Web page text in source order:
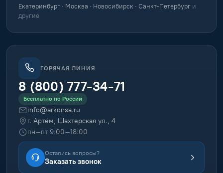
Екатеринбург · Москва · Новосибирск · Санкт-Петербург и
другие
ГОРЯЧАЯ ЛИНИЯ
8 (800) 777-34-71
Бесплатно по России
info@arkonsa.ru
г. Артём, Шахтерская ул., 4
пн–пт 9:00–18:00
Остались вопросы?
Заказать звонок